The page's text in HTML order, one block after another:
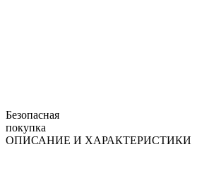
Безопасная
покупка
ОПИСАНИЕ И ХАРАКТЕРИСТИКИ